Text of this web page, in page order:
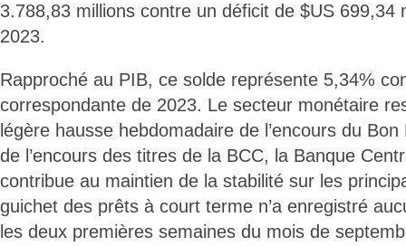
3.788,83 millions contre un déficit de $US 699,34
2023.
Rapproché au PIB, ce solde représente 5,34%
correspondante de 2023. Le secteur monétaire
légère hausse hebdomadaire de l’encours du
de l’encours des titres de la BCC, la Banque
contribue au maintien de la stabilité sur les
guichet des prêts à court terme n’a enregistré
les deux premières semaines du mois de